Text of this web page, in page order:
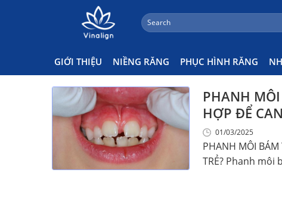
Search
for:
GIỚI THIỆU NIỀNG RĂNG PHỤC HÌNH RĂNG
1 Tuổi Cắt Phanh Môi Được
PHANH
HỢP ĐỂ
01/03/2025
PHANH MÔI
TRẺ? Phanh môi